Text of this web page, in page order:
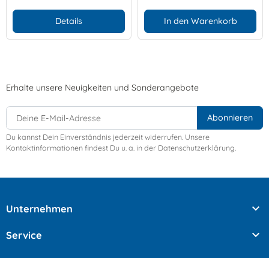
Details In den Warenkorb
Erhalte unsere Neuigkeiten und Sonderangebote
Du kannst Dein Einverständnis jederzeit widerrufen. Unsere
Kontaktinformationen findest Du u. a. in der Datenschutzerklärung.
Unternehmen 
Service 